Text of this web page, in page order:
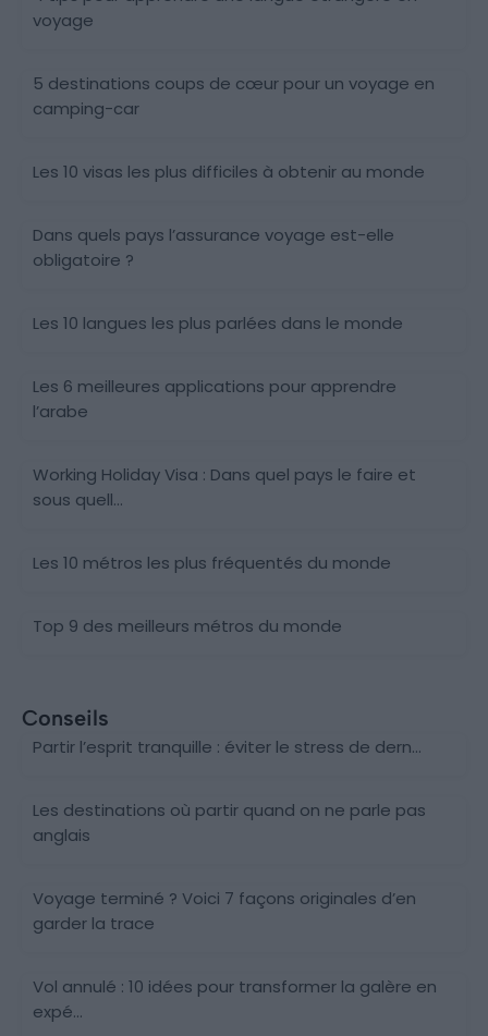
voyage
5 destinations coups de cœur pour un voyage en
camping-car
Les 10 visas les plus difficiles à obtenir au monde
Dans quels pays l’assurance voyage est-elle
obligatoire ?
Les 10 langues les plus parlées dans le monde
Les 6 meilleures applications pour apprendre
l’arabe
Working Holiday Visa : Dans quel pays le faire et
sous quell...
Les 10 métros les plus fréquentés du monde
Top 9 des meilleurs métros du monde
Conseils
Partir l’esprit tranquille : éviter le stress de dern...
Les destinations où partir quand on ne parle pas
anglais
Voyage terminé ? Voici 7 façons originales d’en
garder la trace
Vol annulé : 10 idées pour transformer la galère en
expé...